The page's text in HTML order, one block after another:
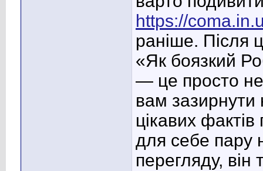
https://
раніше. Після
«Як боязкий
— це просто
вам зазирнути
цікавих
для себе пару
перегляду, він